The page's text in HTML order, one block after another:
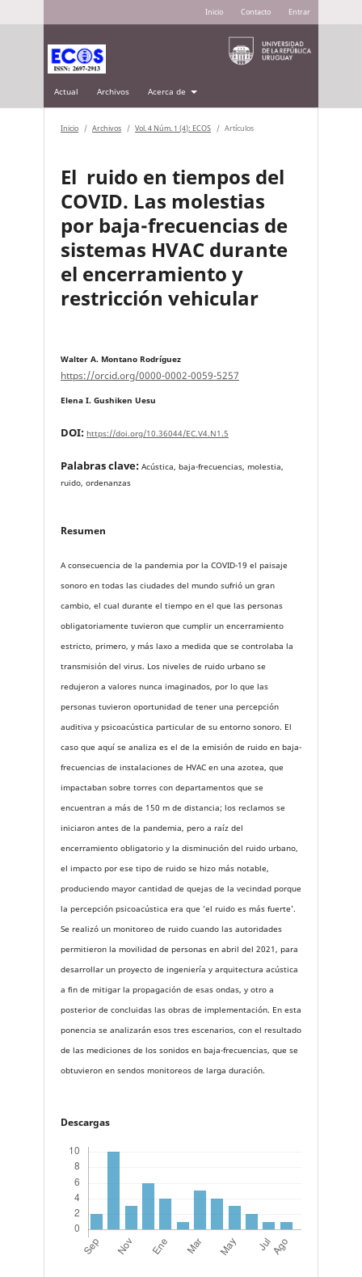
Actual Archivos Acerca de
Inicio Contacto Entrar
Inicio / Archivos / Vol. 4 Núm. 1 (4): ECOS / Artículos
El ruido en tiempos del
COVID. Las molestias
por baja-frecuencias de
sistemas HVAC durante
el encerramiento y
restricción vehicular
Walter A. Montano Rodríguez
https://orcid.org/0000-0002-0059-5257
Elena I. Gushiken Uesu
DOI: https://doi.org/10.36044/EC.V4.N1.5
Palabras clave: Acústica, baja-frecuencias, molestia,
ruido, ordenanzas
Resumen
A consecuencia de la pandemia por la COVID-19 el paisaje
sonoro en todas las ciudades del mundo sufrió un gran
cambio, el cual durante el tiempo en el que las personas
obligatoriamente tuvieron que cumplir un encerramiento
estricto, primero, y más laxo a medida que se controlaba la
transmisión del virus. Los niveles de ruido urbano se
redujeron a valores nunca imaginados, por lo que las
personas tuvieron oportunidad de tener una percepción
auditiva y psicoacústica particular de su entorno sonoro. El
caso que aquí se analiza es el de la emisión de ruido en baja-
frecuencias de instalaciones de HVAC en una azotea, que
impactaban sobre torres con departamentos que se
encuentran a más de 150 m de distancia; los reclamos se
iniciaron antes de la pandemia, pero a raíz del
encerramiento obligatorio y la disminución del ruido urbano,
el impacto por ese tipo de ruido se hizo más notable,
produciendo mayor cantidad de quejas de la vecindad porque
la percepción psicoacústica era que ‘el ruido es más fuerte’.
Se realizó un monitoreo de ruido cuando las autoridades
permitieron la movilidad de personas en abril del 2021, para
desarrollar un proyecto de ingeniería y arquitectura acústica
a fin de mitigar la propagación de esas ondas, y otro a
posterior de concluidas las obras de implementación. En esta
ponencia se analizarán esos tres escenarios, con el resultado
de las mediciones de los sonidos en baja-frecuencias, que se
obtuvieron en sendos monitoreos de larga duración.
Descargas